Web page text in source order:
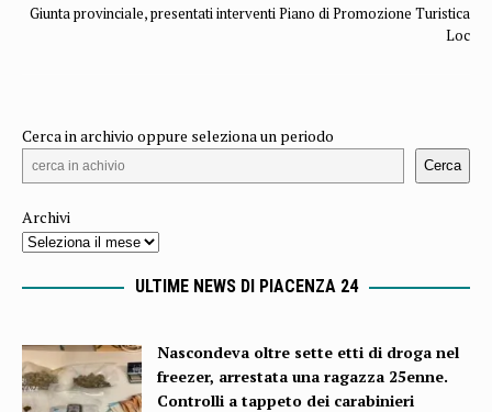
Giunta provinciale, presentati interventi Piano di Promozione Turistica
Loc
Cerca in archivio oppure seleziona un periodo
Cerca
Archivi
ULTIME NEWS DI PIACENZA 24
Nascondeva oltre sette etti di droga nel
freezer, arrestata una ragazza 25enne.
Controlli a tappeto dei carabinieri